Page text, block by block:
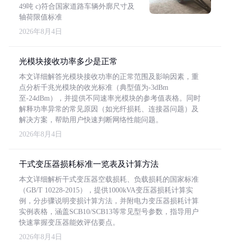
49吨 c)符合国家道路车辆外廓尺寸及
轴荷限值标准
2026年8月4日
光模块接收功率多少是正常
本文详细解答光模块接收功率的正常范围及影响因素，重
点分析千兆光模块的收光标准（典型值为-3dBm
至-24dBm），并提供不同速率光模块的参考值表格。同时
解释功率异常的常见原因（如光纤损耗、连接器问题）及
解决方案，帮助用户快速判断网络性能问题。
2026年8月4日
干式变压器损耗标准一览表及计算方法
本文详细解析干式变压器空载损耗、负载损耗的国家标准
（GB/T 10228-2015），提供1000kVA变压器损耗计算实
例，分步骤说明变损计算方法，并附电力变压器损耗计算
实例表格，涵盖SCB10/SCB13等常见型号参数，指导用户
快速掌握变压器能效评估要点。
2026年8月4日